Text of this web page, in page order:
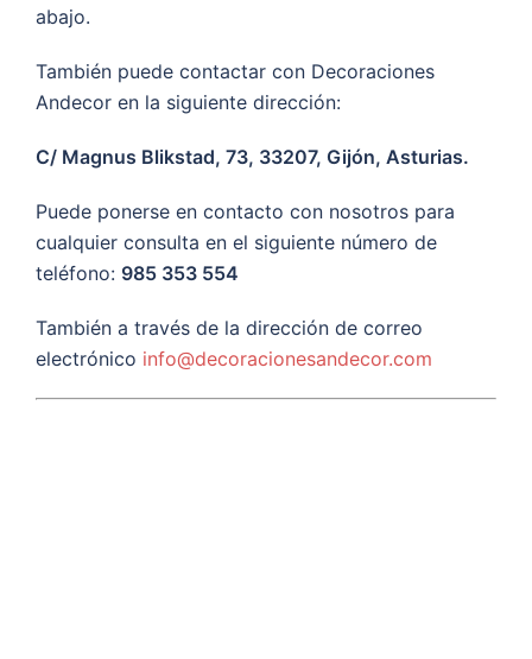
abajo.
También puede contactar con Decoraciones
Andecor en la siguiente dirección:
C/ Magnus Blikstad, 73, 33207, Gijón, Asturias.
Puede ponerse en contacto con nosotros para
cualquier consulta en el siguiente número de
teléfono: 985 353 554
También a través de la dirección de correo
electrónico info@decoracionesandecor.com